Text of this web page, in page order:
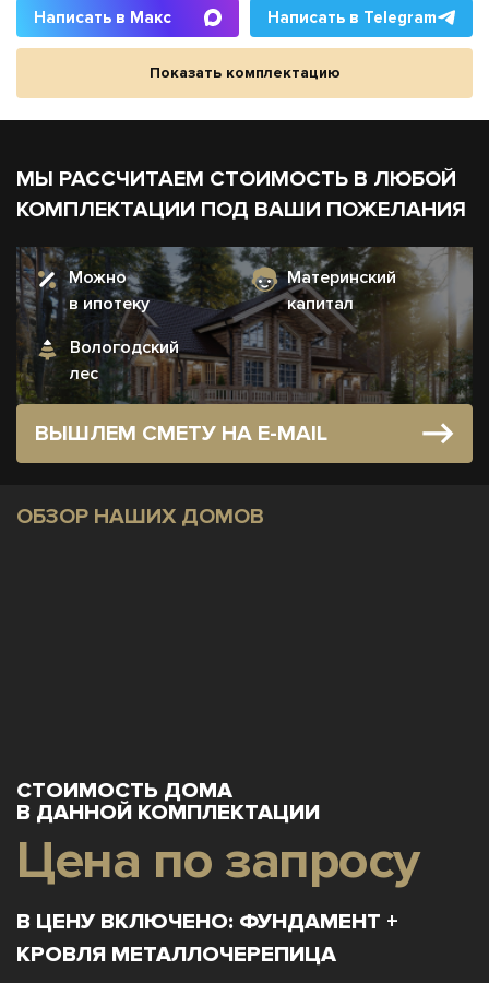
Написать в Макс Написать в Telegram
Показать комплектацию
МЫ РАССЧИТАЕМ СТОИМОСТЬ В ЛЮБОЙ
КОМПЛЕКТАЦИИ ПОД ВАШИ ПОЖЕЛАНИЯ
Можно
в ипотеку
Материнский
капитал
Вологодский
лес
ВЫШЛЕМ СМЕТУ НА E-MAIL
ОБЗОР НАШИХ ДОМОВ
СТОИМОСТЬ ДОМА
В ДАННОЙ КОМПЛЕКТАЦИИ
Цена по запросу
В ЦЕНУ ВКЛЮЧЕНО: ФУНДАМЕНТ +
КРОВЛЯ МЕТАЛЛОЧЕРЕПИЦА